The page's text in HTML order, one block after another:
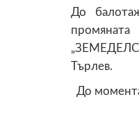
До
Търлев.
До